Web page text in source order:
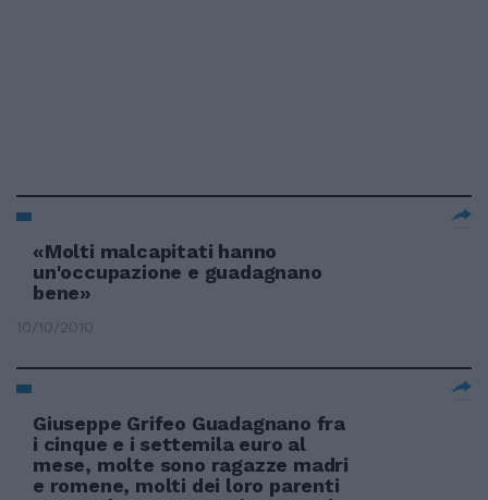
«Molti malcapitati hanno
un'occupazione e guadagnano
bene»
10/10/2010
Giuseppe Grifeo Guadagnano fra
i cinque e i settemila euro al
mese, molte sono ragazze madri
e romene, molti dei loro parenti